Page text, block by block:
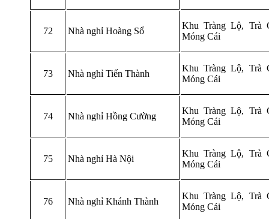
72 Nhà nghỉ Hoàng Sổ
Khu Tràng Lộ, Trà
Móng Cái
73 Nhà nghỉ Tiến Thành
Khu Tràng Lộ, Trà
Móng Cái
74 Nhà nghỉ Hồng Cường
Khu Tràng Lộ, Trà
Móng Cái
75 Nhà nghỉ Hà Nội
Khu Tràng Lộ, Trà
Móng Cái
76 Nhà nghỉ Khánh Thành
Khu Tràng Lộ, Trà
Móng Cái